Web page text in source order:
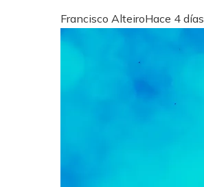
Francisco AlteiroHace 4 días